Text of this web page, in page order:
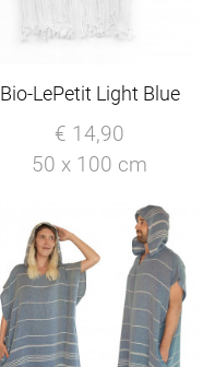
Bio-LePetit Light Blue
€ 14,90
50 x 100 cm